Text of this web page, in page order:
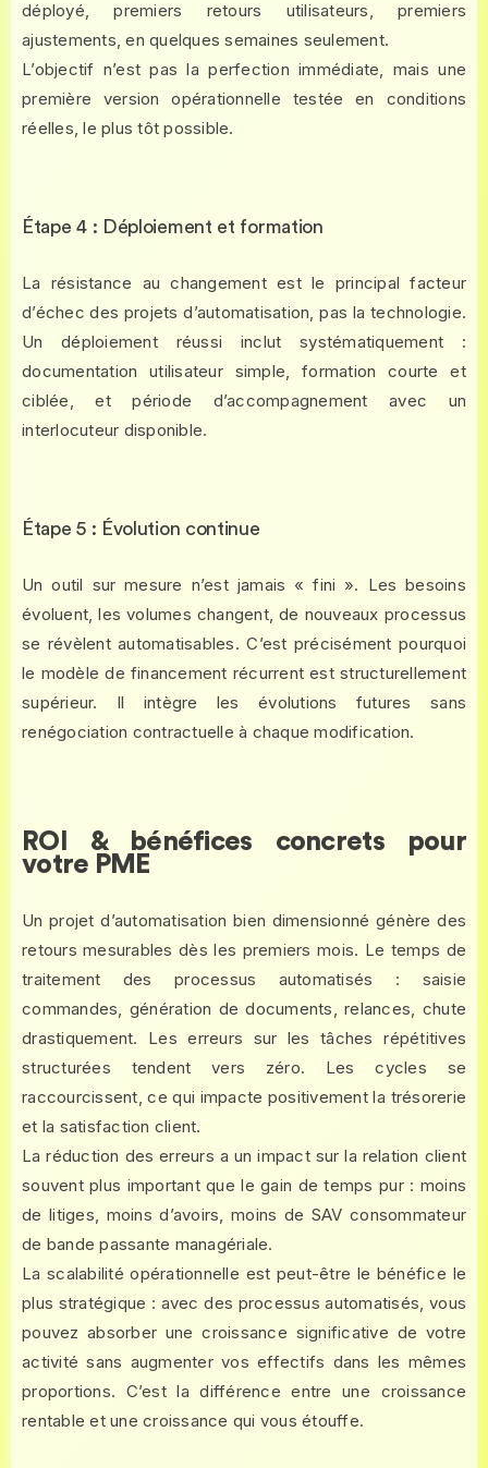
déployé, premiers retours utilisateurs, premiers
ajustements, en quelques semaines seulement.
L’objectif n’est pas la perfection immédiate, mais une
première version opérationnelle testée en conditions
réelles, le plus tôt possible.
Étape 4 : Déploiement et formation
La résistance au changement est le principal facteur
d’échec des projets d’automatisation, pas la technologie.
Un déploiement réussi inclut systématiquement :
documentation utilisateur simple, formation courte et
ciblée, et période d’accompagnement avec un
interlocuteur disponible.
Étape 5 : Évolution continue
Un outil sur mesure n’est jamais « fini ». Les besoins
évoluent, les volumes changent, de nouveaux processus
se révèlent automatisables. C’est précisément pourquoi
le modèle de financement récurrent est structurellement
supérieur. Il intègre les évolutions futures sans
renégociation contractuelle à chaque modification.
ROI & bénéfices concrets pour
votre PME
Un projet d’automatisation bien dimensionné génère des
retours mesurables dès les premiers mois. Le temps de
traitement des processus automatisés : saisie
commandes, génération de documents, relances, chute
drastiquement. Les erreurs sur les tâches répétitives
structurées tendent vers zéro. Les cycles se
raccourcissent, ce qui impacte positivement la trésorerie
et la satisfaction client.
La réduction des erreurs a un impact sur la relation client
souvent plus important que le gain de temps pur : moins
de litiges, moins d’avoirs, moins de SAV consommateur
de bande passante managériale.
La scalabilité opérationnelle est peut-être le bénéfice le
plus stratégique : avec des processus automatisés, vous
pouvez absorber une croissance significative de votre
activité sans augmenter vos effectifs dans les mêmes
proportions. C’est la différence entre une croissance
rentable et une croissance qui vous étouffe.